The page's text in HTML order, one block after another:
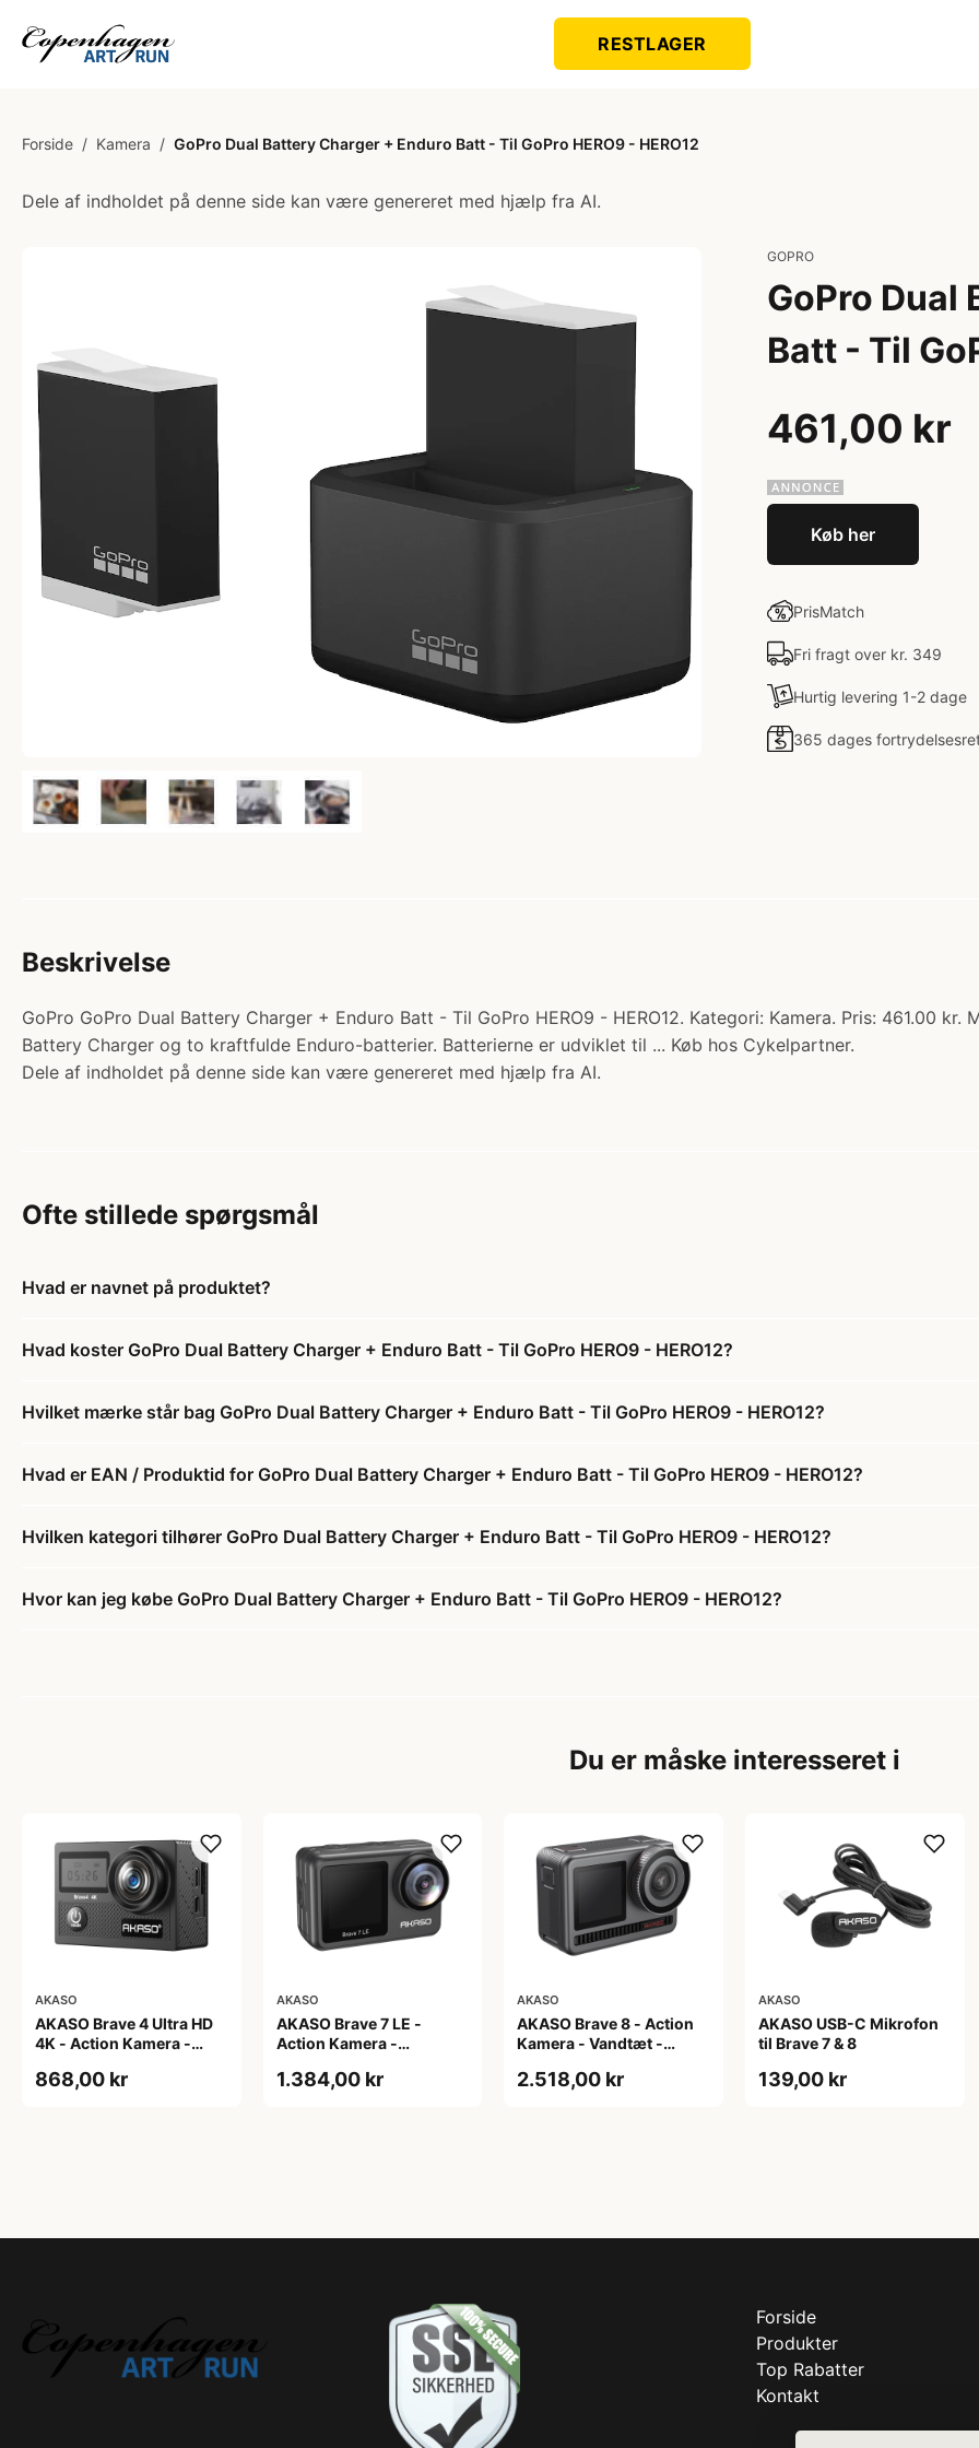
RESTLAGER
Forside / Kamera / GoPro Dual Battery Charger + Enduro Batt - Til GoPro HERO9 - HERO12
Dele af indholdet på denne side kan være genereret med hjælp fra AI.
GOPRO
GoPro Dual
Batt - Til
461,00 kr
Køb her
PrisMatch
Fri fragt over kr. 349
Hurtig levering 1-2 dage
365 dages
Beskrivelse
GoPro GoPro Dual Battery Charger + Enduro Batt - Til GoPro HERO9 - HERO12. Kategori: Kamera. Pris: 461.00
Battery Charger og to kraftfulde Enduro-batterier. Batterierne er udviklet til ... Køb hos Cykelpartner.
Dele af indholdet på denne side kan være genereret med hjælp fra AI.
Ofte stillede spørgsmål
Hvad er navnet på produktet?
Hvad koster GoPro Dual Battery Charger + Enduro Batt - Til GoPro HERO9 - HERO12?
Hvilket mærke står bag GoPro Dual Battery Charger + Enduro Batt - Til GoPro HERO9 - HERO12?
Hvad er EAN / Produktid for GoPro Dual Battery Charger + Enduro Batt - Til GoPro HERO9 - HERO12?
Hvilken kategori tilhører GoPro Dual Battery Charger + Enduro Batt - Til GoPro HERO9 - HERO12?
Hvor kan jeg købe GoPro Dual Battery Charger + Enduro Batt - Til GoPro HERO9 - HERO12?
Du er måske interesseret i
AKASO
AKASO Brave 4 Ultra HD
4K - Action Kamera -
868,00 kr
AKASO
AKASO Brave 7 LE -
Action Kamera -
1.384,00 kr
AKASO
AKASO Brave 8 - Action
Kamera - Vandtæt -
2.518,00 kr
AKASO
AKASO USB-C Mikrofon
til Brave 7 & 8
139,00 kr
Forside
Produkter
Top Rabatter
Kontakt